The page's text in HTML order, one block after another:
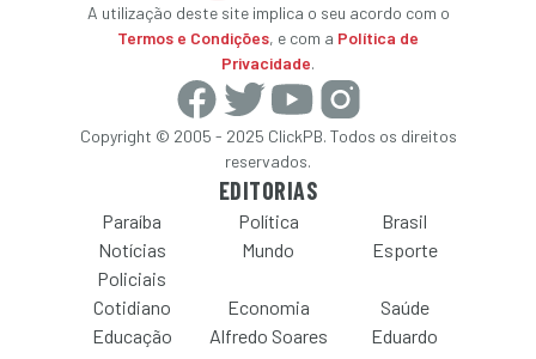
A utilização deste site implica o seu acordo com o
Termos e Condições, e com a Política de
Privacidade.
Copyright © 2005 - 2025 ClickPB. Todos os direitos
reservados.
EDITORIAS
Paraíba Política
Brasil
Notícias
Policiais
Mundo Esporte
Cotidiano Economia
Saúde
Educação
Alfredo Soares
Eduardo